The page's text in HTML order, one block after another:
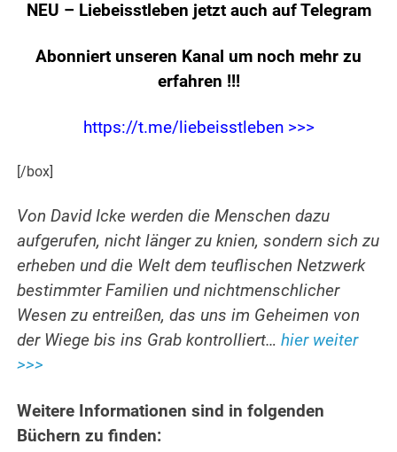
NEU – Liebeisstleben jetzt auch auf Telegram
Abonniert unseren Kanal um noch mehr zu
erfahren !!!
https://t.me/liebeisstleben >>>
[/box]
Von David Icke werden die Menschen dazu
aufgerufen, nicht länger zu knien, sondern sich zu
erheben und die Welt dem teuflischen Netzwerk
bestimmter Familien und nichtmenschlicher
Wesen zu entreißen, das uns im Geheimen von
der Wiege bis ins Grab kontrolliert…hier weiter
>>>
Weitere Informationen sind in folgenden
Büchern zu finden: